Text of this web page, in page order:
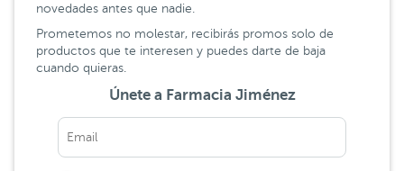
novedades antes que nadie.
Prometemos no molestar, recibirás promos solo de
productos que te interesen y puedes darte de baja
cuando quieras.
Únete a Farmacia Jiménez